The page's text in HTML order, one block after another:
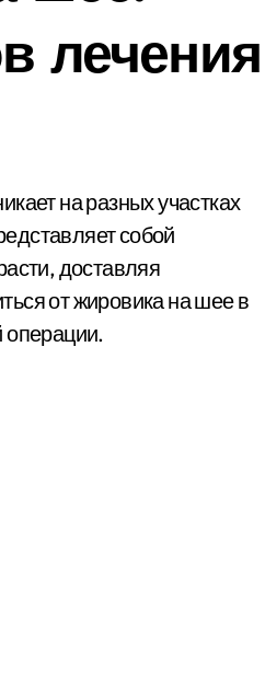
лечения
собой
доставляя
от жировика на шее в
операции.